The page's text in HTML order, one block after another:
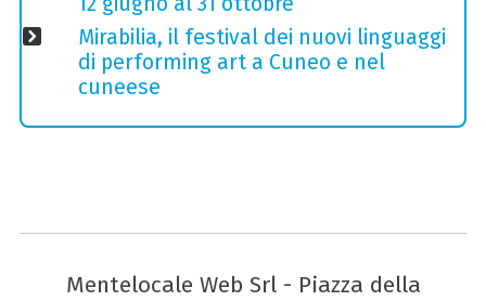
Mirabilia, il festival dei nuovi linguaggi
di performing art a Cuneo e nel
cuneese
Mentelocale Web Srl - Piazza della